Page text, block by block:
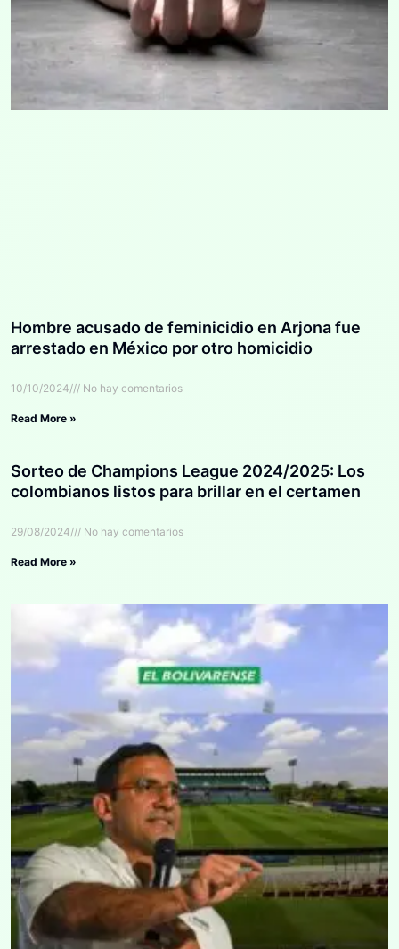
Hombre acusado de feminicidio en Arjona fue
arrestado en México por otro homicidio
10/10/2024 No hay comentarios
Read More »
Sorteo de Champions League 2024/2025: Los
colombianos listos para brillar en el certamen
29/08/2024 No hay comentarios
Read More »